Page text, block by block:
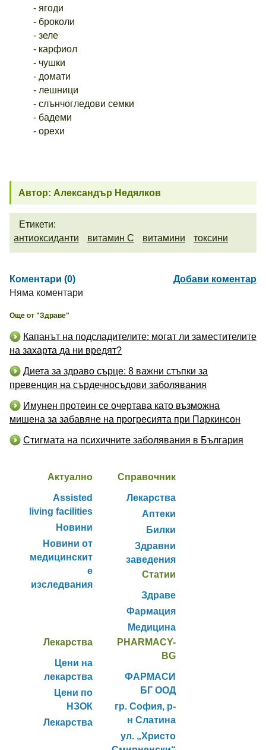
- ягоди
- броколи
- зеле
- карфиол
- чушки
- домати
- лешници
- слънчогледови семки
- бадеми
- орехи
Автор: Александър Недялков
Етикети:
антиоксиданти
витамин С витамини токсини
Коментари (0)
Добави коментар
Няма коментари
Още от "Здраве"
Капанът на подсладителите: могат ли заместителите
на захарта да ни вредят?
Диета за здраво сърце: 8 важни стъпки за
превенция на сърдечносъдови заболявания
Имунен протеин се очертава като възможна
мишена за забавяне на прогресията при Паркинсон
Стигмата на психичните заболявания в България
Актуално
Assisted
living facilities
Новини
Новини от
медицинскит
е
изследвания
Справочник
Лекарства
Аптеки
Билки
Здравни
заведения
Статии
Здраве
Фармация
Медицина
Лекарства
Цени на
лекарства
Цени по
НЗОК
Лекарства
PHARMACY-
BG
ФАРМАСИ
БГ ООД
гр. София, р-
н Слатина
ул. „Христо